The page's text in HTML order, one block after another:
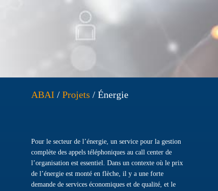
ABAI / Projets / Énergie
Pour le secteur de l’énergie, un service pour la gestion
complète des appels téléphoniques au call center de
l’organisation est essentiel. Dans un contexte où le prix
de l’énergie est monté en flèche, il y a une forte
demande de services économiques et de qualité, et le